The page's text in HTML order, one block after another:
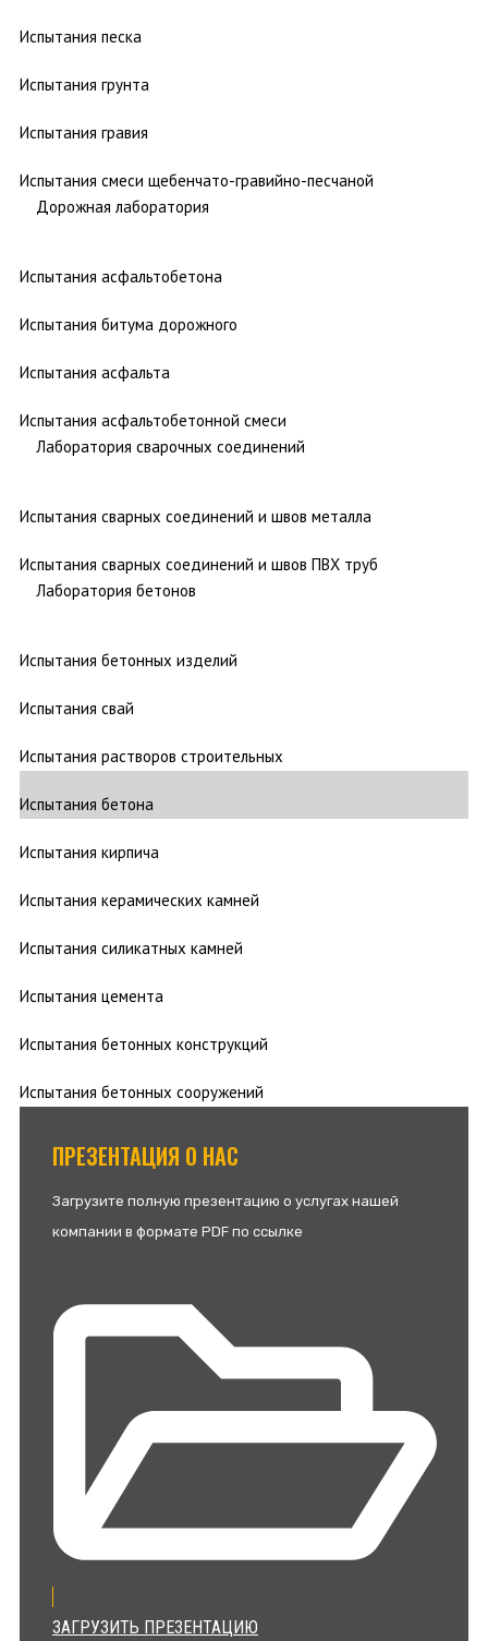
Испытания песка
Испытания грунта
Испытания гравия
Испытания смеси щебенчато-гравийно-песчаной
Дорожная лаборатория
Испытания асфальтобетона
Испытания битума дорожного
Испытания асфальта
Испытания асфальтобетонной смеси
Лаборатория сварочных соединений
Испытания сварных соединений и швов металла
Испытания сварных соединений и швов ПВХ труб
Лаборатория бетонов
Испытания бетонных изделий
Испытания свай
Испытания растворов строительных
Испытания бетона
Испытания кирпича
Испытания керамических камней
Испытания силикатных камней
Испытания цемента
Испытания бетонных конструкций
Испытания бетонных сооружений
ПРЕЗЕНТАЦИЯ О НАС
Загрузите полную презентацию о услугах нашей
компании в формате PDF по ссылке
ЗАГРУЗИТЬ ПРЕЗЕНТАЦИЮ